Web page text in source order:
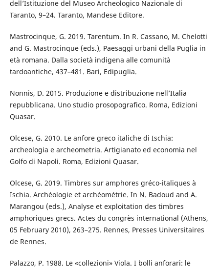
dell’Istituzione del Museo Archeologico Nazionale di
Taranto, 9–24. Taranto, Mandese Editore.
Mastrocinque, G. 2019. Tarentum. In R. Cassano, M. Chelotti
and G. Mastrocinque (eds.), Paesaggi urbani della Puglia in
età romana. Dalla società indigena alle comunità
tardoantiche, 437–481. Bari, Edipuglia.
Nonnis, D. 2015. Produzione e distribuzione nell’Italia
repubblicana. Uno studio prosopografico. Roma, Edizioni
Quasar.
Olcese, G. 2010. Le anfore greco italiche di Ischia:
archeologia e archeometria. Artigianato ed economia nel
Golfo di Napoli. Roma, Edizioni Quasar.
Olcese, G. 2019. Timbres sur amphores gréco-italiques à
Ischia. Archéologie et archéométrie. In N. Badoud and A.
Marangou (eds.), Analyse et exploitation des timbres
amphoriques grecs. Actes du congrès international (Athens,
05 February 2010), 263–275. Rennes, Presses Universitaires
de Rennes.
Palazzo, P. 1988. Le «collezioni» Viola. I bolli anforari: le